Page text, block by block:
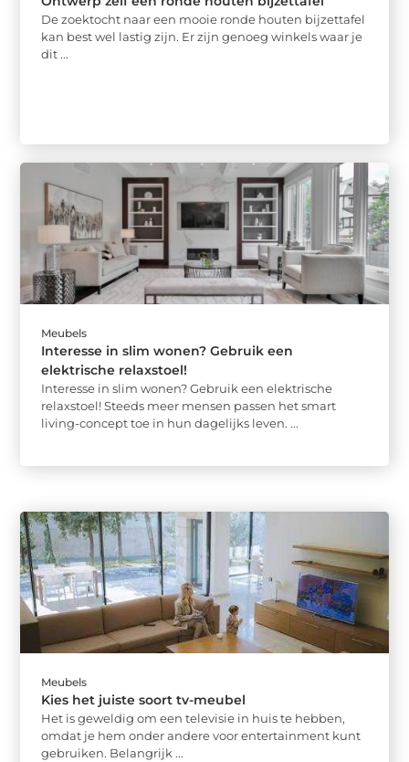
De zoektocht naar een mooie ronde houten bijzettafel
kan best wel lastig zijn. Er zijn genoeg winkels waar je
dit ...
Meubels
Interesse in slim wonen? Gebruik een
elektrische relaxstoel!
Interesse in slim wonen? Gebruik een elektrische
relaxstoel! Steeds meer mensen passen het smart
living-concept toe in hun dagelijks leven. ...
Meubels
Kies het juiste soort tv-meubel
Het is geweldig om een ​​televisie in huis te hebben,
omdat je hem onder andere voor entertainment kunt
gebruiken. Belangrijk ...